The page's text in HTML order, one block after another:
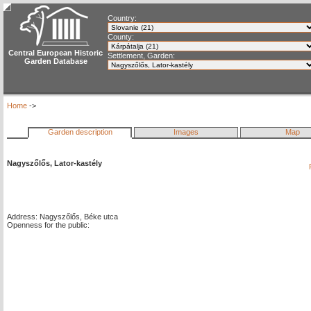
Central European Historic
Garden Database
Country:
County:
Settlement, Garden:
Home ->
Garden description Images Map
Nagyszőlős, Lator-kastély
Address: Nagyszőlős, Béke utca
Openness for the public: